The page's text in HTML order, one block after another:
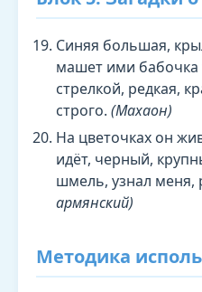
Синяя большая,
машет ими
стрелкой, редкая,
строго. (Махаон)
На цветочках он
идёт, черный,
шмель, узнал меня,
армянский)
Методика